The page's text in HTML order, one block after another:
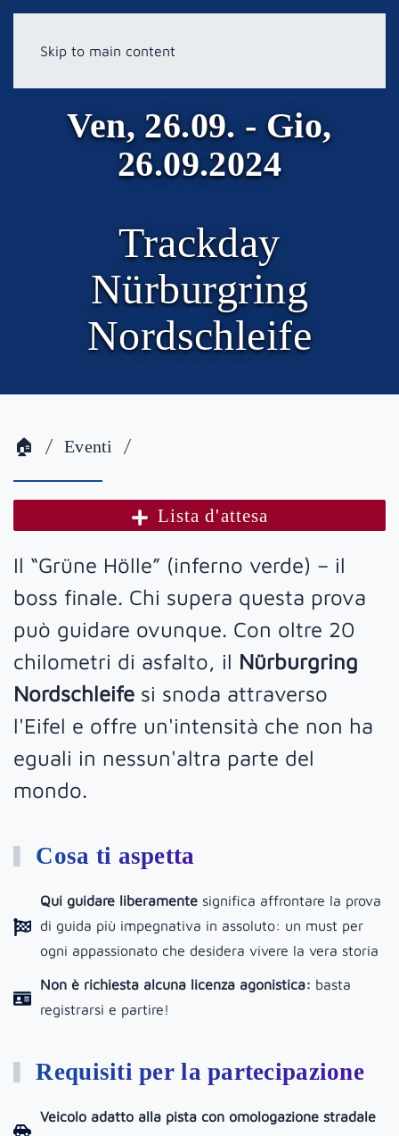
Skip to main content
Ven, 26.09. - Gio,
26.09.2024
Trackday
Nürburgring
Nordschleife
🏠 Eventi
Lista d'attesa
Il “Grüne Hölle” (inferno verde) – il
boss finale. Chi supera questa prova
può guidare ovunque. Con oltre 20
chilometri di asfalto, il Nürburgring
Nordschleife si snoda attraverso
l'Eifel e offre un'intensità che non ha
eguali in nessun'altra parte del
mondo.
Cosa ti aspetta
Qui guidare liberamente significa affrontare la prova
di guida più impegnativa in assoluto: un must per
ogni appassionato che desidera vivere la vera storia
Non è richiesta alcuna licenza agonistica: basta
registrarsi e partire!
Requisiti per la partecipazione
Veicolo adatto alla pista con omologazione stradale